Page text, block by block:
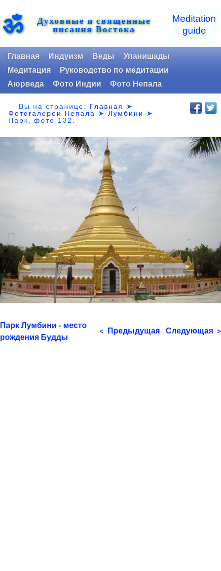
ॐ Духовные и священные
писания Востока
Meditation
guide
Главная Индуизм Веды
Упанишады
Медитация
Руководство по медитации
Аюрведа
Фото Индии Фото Непала
Вы на странице: Главная
➤
Фотогалереи Непала
➤Лумбини
➤
Парк,фото 132.
Парк Лумбини - место
рождения Будды
< Предыдущая Следующая >